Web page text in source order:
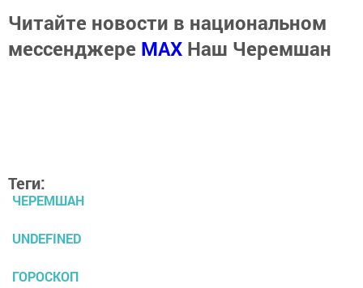
Читайте новости в национальном
мессенджере MАХ Наш Черемшан
Теги:
ЧЕРЕМШАН
UNDEFINED
ГОРОСКОП